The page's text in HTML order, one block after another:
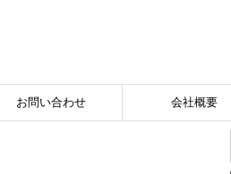
お問い合わせ 会社概要